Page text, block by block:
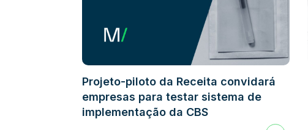
Projeto-piloto da Receita convidará
empresas para testar sistema de
implementação da CBS